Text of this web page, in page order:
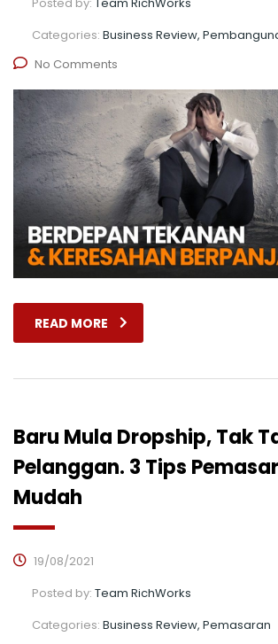
Categories: Business Review,
No Comments
READ MORE
Baru Mula Dropship, Tak
Pelanggan. 3 Tips
Mudah
19/08/2021
Posted by: Team RichWorks
Categories: Business Review, Pemasaran